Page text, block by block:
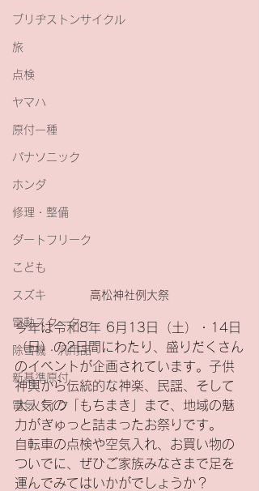
ブリヂストンサイクル
旅
点検
ヤマハ
原付一種
パナソニック
ホンダ
修理・整備
ダートフリーク
こども
スズキ
電動スクーター
除雪機・汎用品
新基準原付
電気バイク
高松神社例大祭
今年は令和8年 6月13日（土）・14日
（日）の2日間にわたり、盛りだくさん
のイベントが企画されています。子供
神輿から伝統的な神楽、民謡、そして
大人気の「もちまき」まで、地域の魅
力がぎゅっと詰まったお祭りです。
自転車の点検や空気入れ、お買い物の
ついでに、ぜひご家族みなさまで足を
運んでみてはいかがでしょうか？